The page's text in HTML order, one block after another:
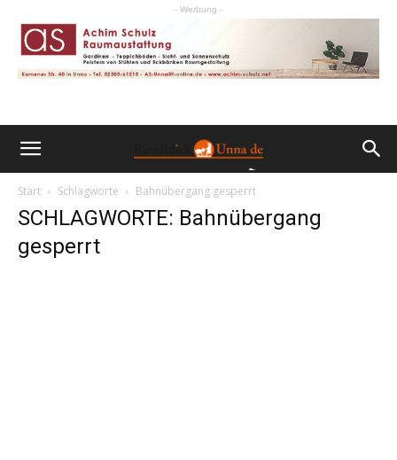
- Werbung -
Start Schlagworte Bahnübergang gesperrt
SCHLAGWORTE: Bahnübergang
gesperrt